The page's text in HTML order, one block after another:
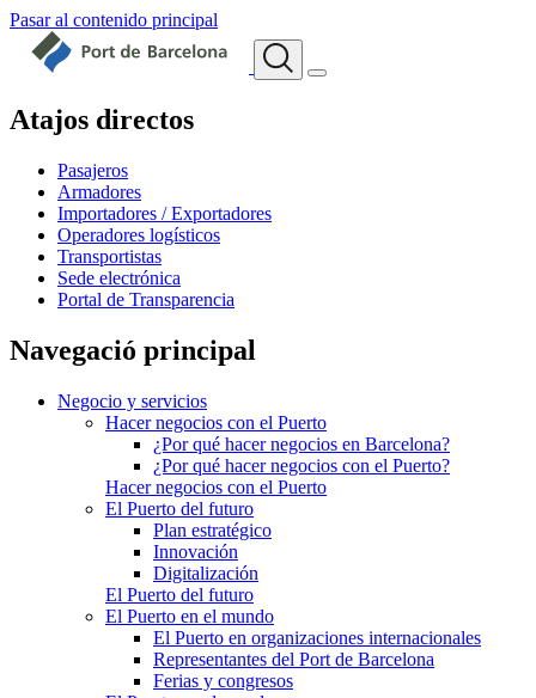
Pasar al contenido principal
Atajos directos
Pasajeros
Armadores
Importadores / Exportadores
Operadores logísticos
Transportistas
Sede electrónica
Portal de Transparencia
Navegació principal
Negocio y servicios
Hacer negocios con el Puerto
¿Por qué hacer negocios en Barcelona?
¿Por qué hacer negocios con el Puerto?
Hacer negocios con el Puerto
El Puerto del futuro
Plan estratégico
Innovación
Digitalización
El Puerto del futuro
El Puerto en el mundo
El Puerto en organizaciones internacionales
Representantes del Port de Barcelona
Ferias y congresos